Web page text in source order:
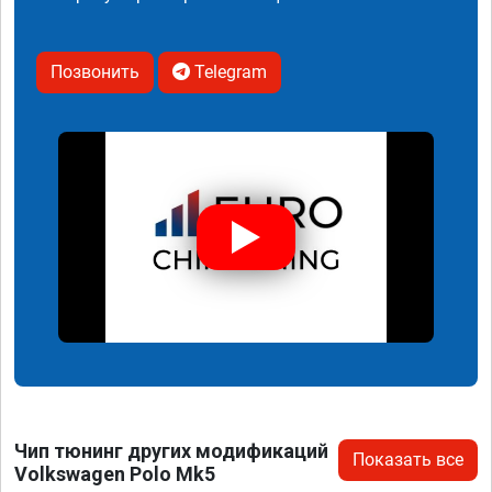
Позвонить Telegram
Чип тюнинг других модификаций
Volkswagen Polo Mk5
Показать все